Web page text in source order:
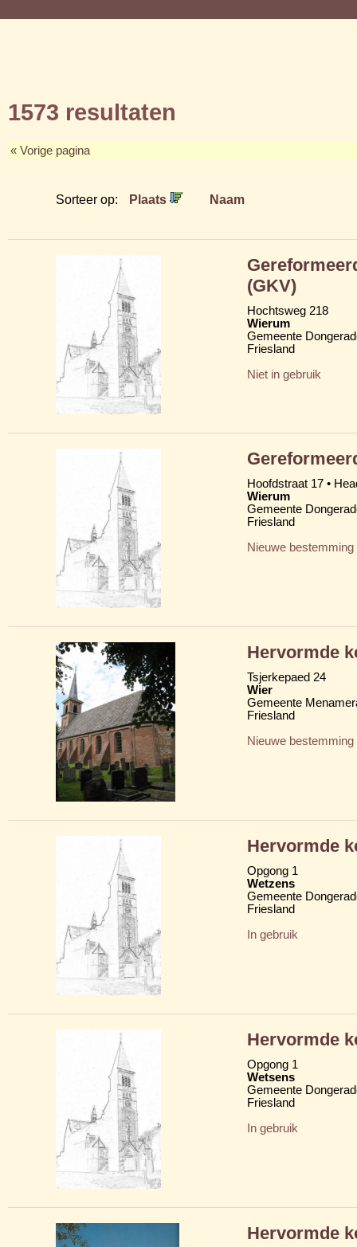
1573 resultaten
« Vorige pagina
Sorteer op: Plaats Naam
(GKV)
Hochtsweg 218
Wierum
Gemeente
Friesland
Niet in gebruik
Hoofdstraat 17 •
Wierum
Gemeente
Friesland
Nieuwe bestemming
Hervormde
Tsjerkepaed 24
Wier
Gemeente
Friesland
Nieuwe bestemming
Hervormde
Opgong 1
Wetzens
Gemeente
Friesland
In gebruik
Hervormde
Opgong 1
Wetsens
Gemeente
Friesland
In gebruik
Hervormde